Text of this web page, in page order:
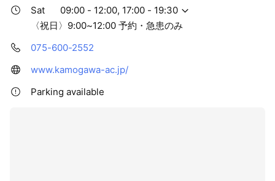
いれば”と思ったことは数多くあります。 おそらく、他の
獣医師たちも他院から転院してきた病気の子たちを目の前
にして“なんでもっと早くから・・・”と心のなかで叫んだ
ことはあると思うのです。 これは、逆にいえば予防・対処
す。 当院をホームドクターとしてくれているご家族が“こ
の病院でいたから大事には至らなかった”と感じて頂けた
ら幸せですし、もっといえばそれにも気づかずに何事もな
Sat
09:00 - 12:00, 17:00 - 19:30
〈祝日〉9:00~12:00 予約・急患のみ
075-600-2552
www.kamogawa-ac.jp/
Parking available